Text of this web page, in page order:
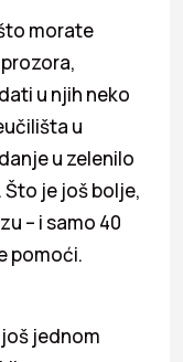
morate
u njih neko
u
u zelenilo
je još bolje,
– i samo 40
pomoći.
jednom